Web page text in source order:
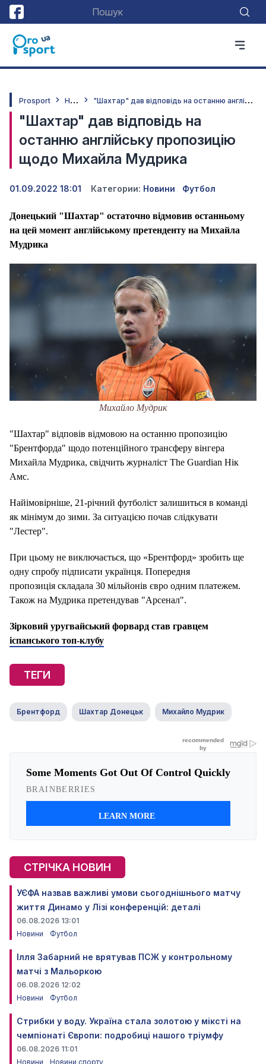
Prosport Н
овини "
Шахтар" дав відповідь на останню англійську пропозицію щодо Михайла Мудрика
"Шахтар" дав відповідь на
останню англійську пропозицію
щодо Михайла Мудрика
01.09.2022 18:01 Категории: Новини Футбол
Донецький "Шахтар" остаточно відмовив останньому
на цей момент англійському претенденту на Михайла
Мудрика
Михайло Мудрик
"Шахтар" відповів відмовою на останню пропозицію
"Брентфорда" щодо потенційного трансферу вінгера
Михайла Мудрика, свідчить журналіст The Guardian Нік
Амс.
Найімовірніше, 21-річний футболіст залишиться в команді
як мінімум до зими. За ситуацією почав слідкувати
"Лестер".
При цьому не виключається, що «Брентфорд» зробить ще
одну спробу підписати українця. Попередня
пропозиція складала 30 мільйонів євро одним платежем.
Також на Мудрика претендував "Арсенал".
Зірковий уругвайський форвард став гравцем
іспанського топ-клубу
ТЕГИ
Брентфорд Шахтар Донецьк Михайло Мудрик
СТРІЧКА НОВИН
УЄФА назвав важливі умови сьогоднішнього матчу
життя Динамо у Лізі конференцій: деталі
06.08.2026 13:01
Новини
Футбол
Ілля Забарний не врятував ПСЖ у контрольному
матчі з Мальоркою
06.08.2026 12:02
Новини
Футбол
Стрибки у воду. Україна стала золотою у міксті на
чемпіонаті Європи: подробиці нашого тріумфу
06.08.2026 11:01
Новини
Новини спорту